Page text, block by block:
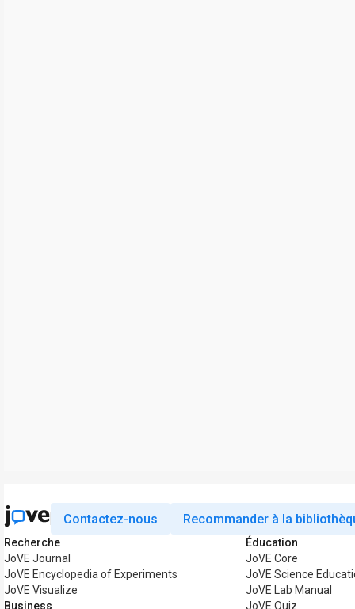
Contactez-nous Recommander à la
Recherche
JoVE Journal
JoVE Encyclopedia of Experiments
JoVE Visualize
Business
Éducation
JoVE Core
JoVE Science
JoVE Lab Manual
JoVE Quiz